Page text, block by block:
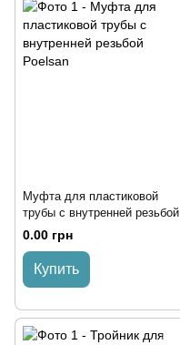
Муфта для пластиковой
трубы с внутренней резьбой
Poelsan
0.00 грн
Купить